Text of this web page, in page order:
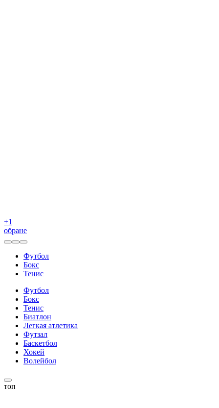
+1
обране
Футбол
Бокс
Тенис
Футбол
Бокс
Тенис
Биатлон
Легкая атлетика
Футзал
Баскетбол
Хокей
Волейбол
топ